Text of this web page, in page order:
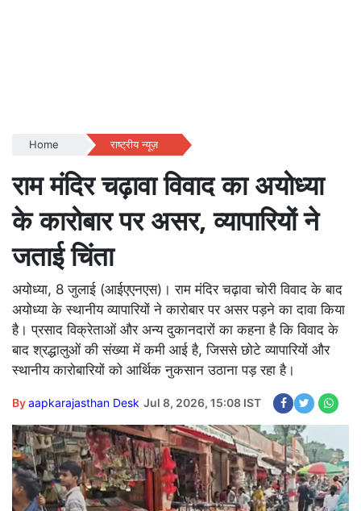
Home राष्ट्रीय न्यूज़
राम मंदिर चढ़ावा विवाद का अयोध्या
के कारोबार पर असर, व्यापारियों ने
जताई चिंता
अयोध्या, 8 जुलाई (आईएएनएस)। राम मंदिर चढ़ावा चोरी विवाद के बाद
अयोध्या के स्थानीय व्यापारियों ने कारोबार पर असर पड़ने का दावा किया
है। प्रसाद विक्रेताओं और अन्य दुकानदारों का कहना है कि विवाद के
बाद श्रद्धालुओं की संख्या में कमी आई है, जिससे छोटे व्यापारियों और
स्थानीय कारोबारियों को आर्थिक नुकसान उठाना पड़ रहा है।
Byaapkarajasthan Desk Jul 8, 2026, 15:08 IST